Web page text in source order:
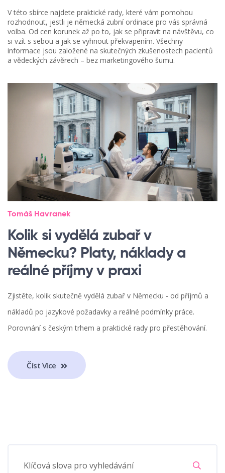
V této sbírce najdete praktické rady, které vám pomohou
rozhodnout, jestli je německá zubní ordinace pro vás správná
volba. Od cen korunek až po to, jak se připravit na návštěvu, co
si vzít s sebou a jak se vyhnout překvapením. Všechny
informace jsou založené na skutečných zkušenostech pacientů
a vědeckých závěrech – bez marketingového šumu.
Tomáš Havranek
Kolik si vydělá zubař v
Německu? Platy, náklady a
reálné příjmy v praxi
Zjistěte, kolik skutečně vydělá zubař v Německu - od příjmů a
nákladů po jazykové požadavky a reálné podmínky práce.
Porovnání s českým trhem a praktické rady pro přestěhování.
Číst Více